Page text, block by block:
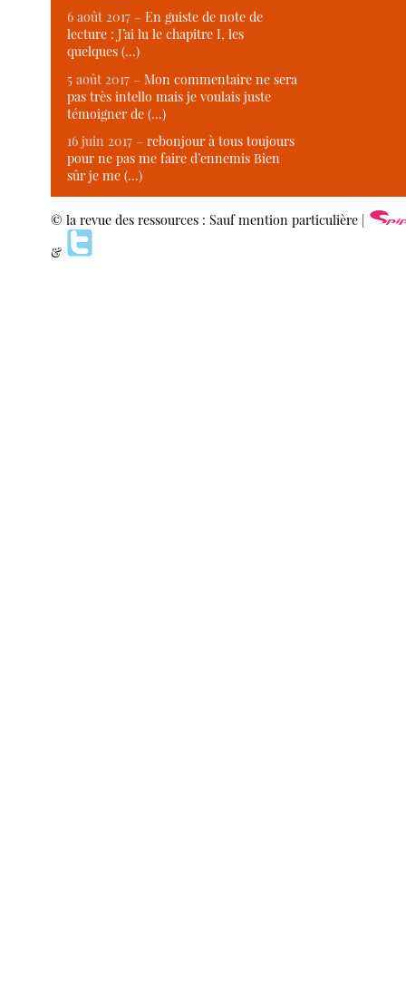
6 août 2017 –En guiste de note de
lecture : J’ai lu le chapitre I, les
quelques (…)
5 août 2017 –Mon commentaire ne sera
pas très intello mais je voulais juste
témoigner de (…)
16 juin 2017 –rebonjour à tous toujours
pour ne pas me faire d’ennemis Bien
sûr je me (…)
© la revue des ressources : Sauf mention particulière |
&